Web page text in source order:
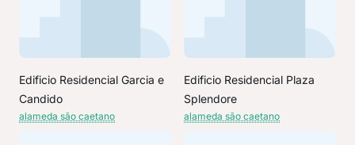
Edificio Residencial Garcia e
Candido
alameda são caetano
Edificio Residencial Plaza
Splendore
alameda são caetano